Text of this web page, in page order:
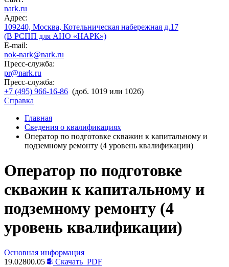
nark.ru
Адрес:
109240, Москва, Котельническая набережная д.17
(В РСПП для АНО «НАРК»)
E-mail:
nok-nark@nark.ru
Пресс-служба:
pr@nark.ru
Пресс-служба:
+7 (495) 966-16-86 (доб. 1019 или 1026)
Справка
Главная
Сведения о квалификациях
Оператор по подготовке скважин к капитальному и
подземному ремонту (4 уровень квалификации)
Оператор по подготовке
скважин к капитальному и
подземному ремонту (4
уровень квалификации)
Основная информация
19.02800.05
Скачать PDF